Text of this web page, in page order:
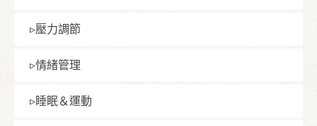
▹壓⼒調節
▹情緒管理
▹睡眠＆運動